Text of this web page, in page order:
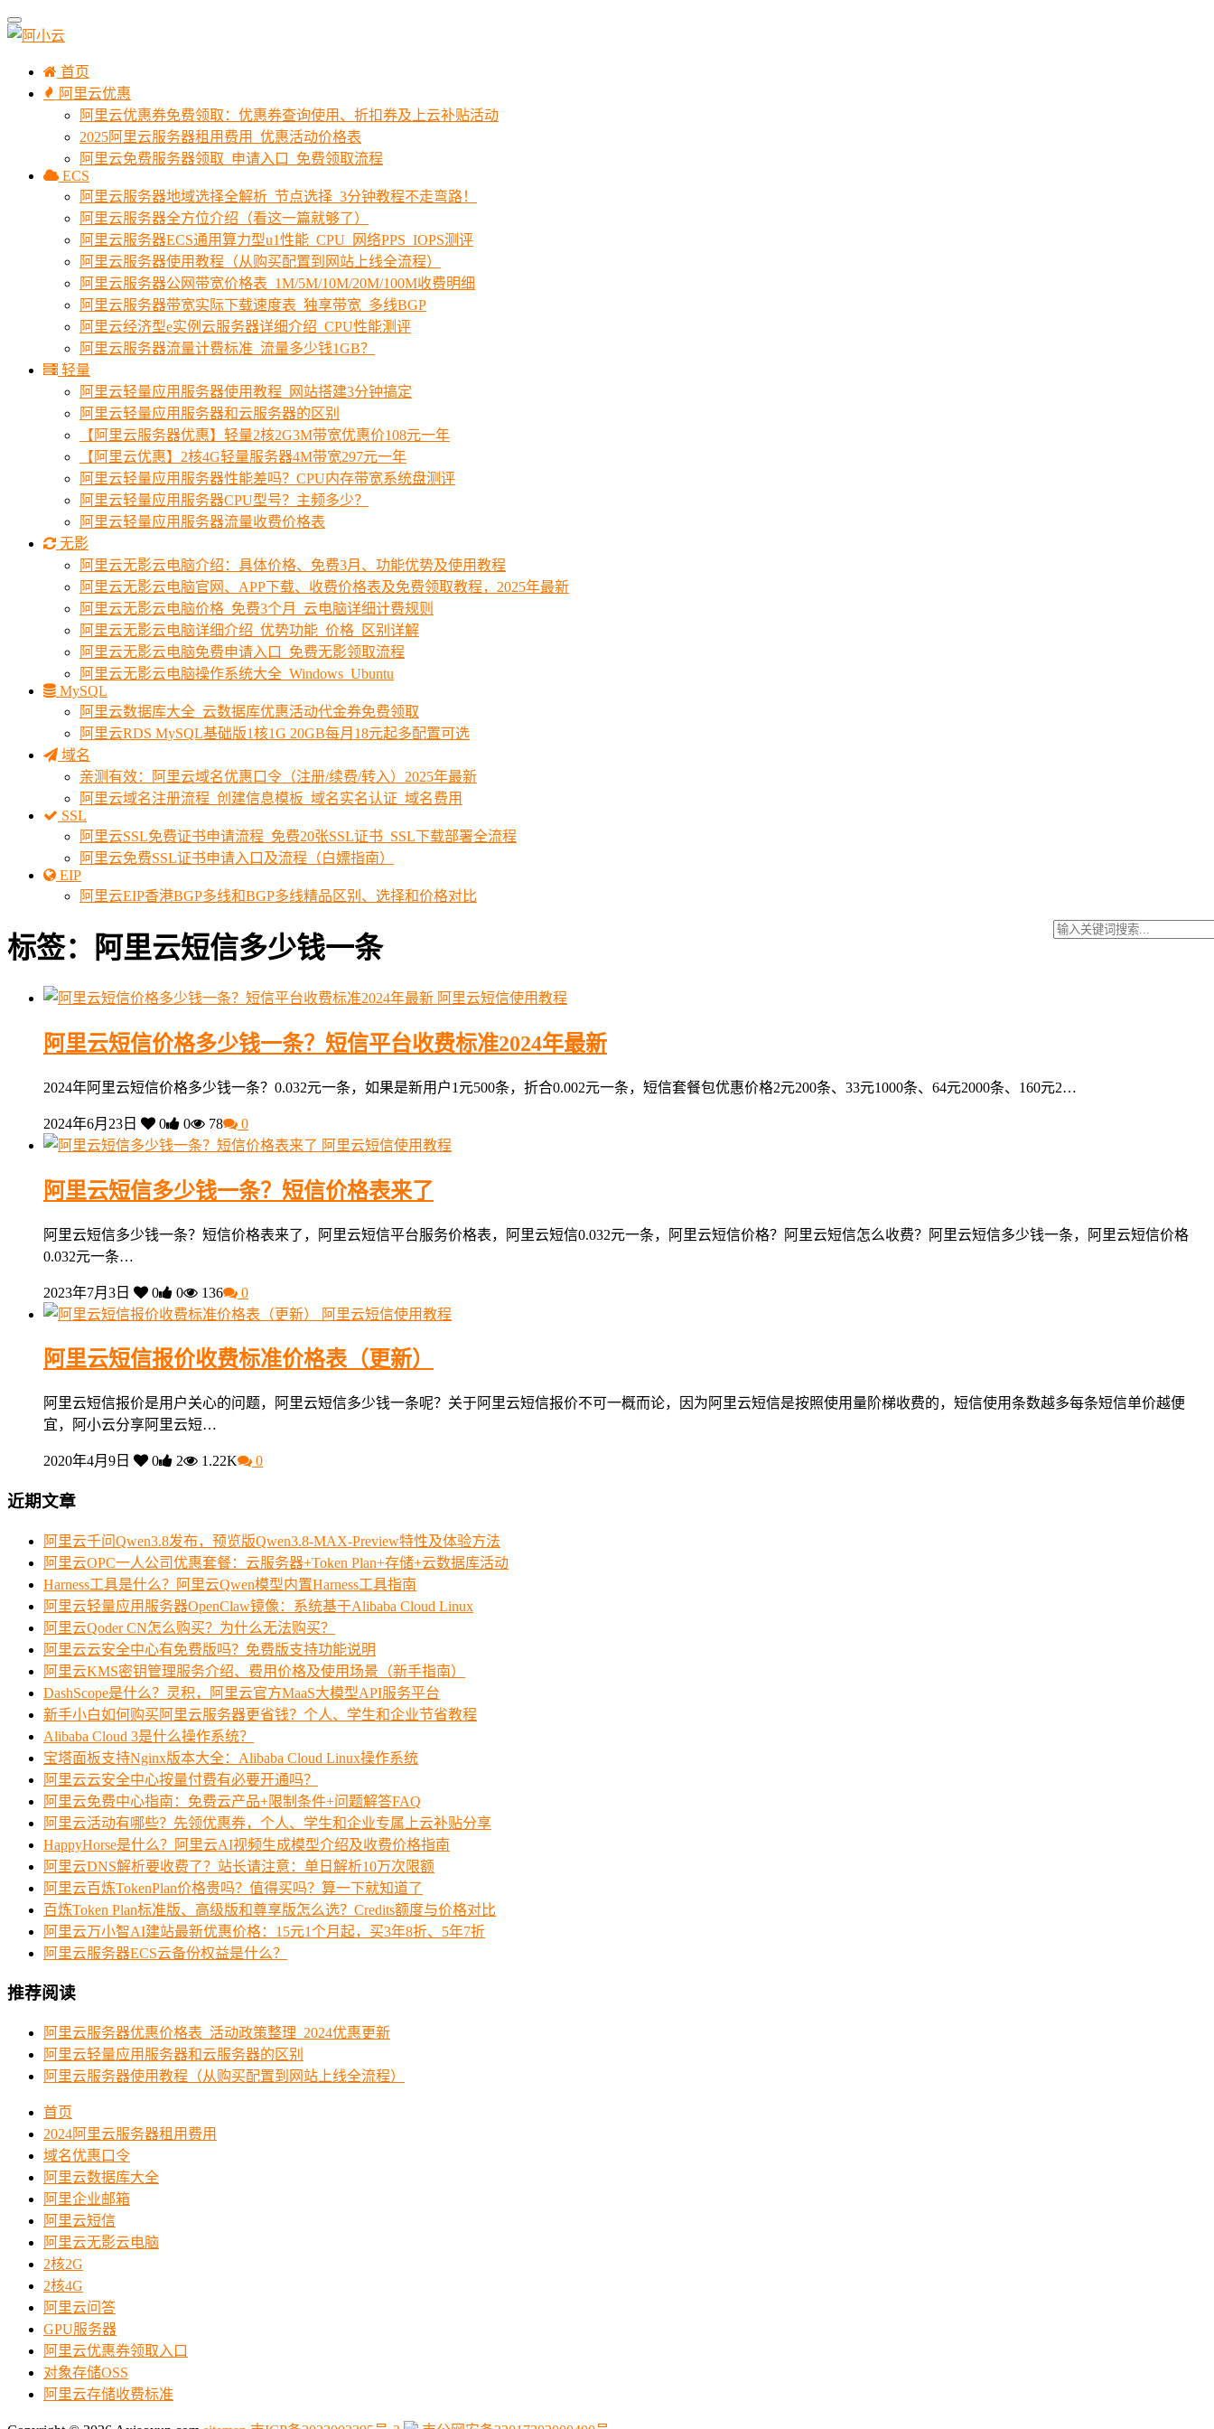
首页
阿里云优惠
阿里云优惠券免费领取：优惠券查询使用、折扣券及上云补贴活动
2025阿里云服务器租用费用_优惠活动价格表
阿里云免费服务器领取_申请入口_免费领取流程
ECS
阿里云服务器地域选择全解析_节点选择_3分钟教程不走弯路！
阿里云服务器全方位介绍（看这一篇就够了）
阿里云服务器ECS通用算力型u1性能_CPU_网络PPS_IOPS测评
阿里云服务器使用教程（从购买配置到网站上线全流程）
阿里云服务器公网带宽价格表_1M/5M/10M/20M/100M收费明细
阿里云服务器带宽实际下载速度表_独享带宽_多线BGP
阿里云经济型e实例云服务器详细介绍_CPU性能测评
阿里云服务器流量计费标准_流量多少钱1GB？
轻量
阿里云轻量应用服务器使用教程_网站搭建3分钟搞定
阿里云轻量应用服务器和云服务器的区别
【阿里云服务器优惠】轻量2核2G3M带宽优惠价108元一年
【阿里云优惠】2核4G轻量服务器4M带宽297元一年
阿里云轻量应用服务器性能差吗？CPU内存带宽系统盘测评
阿里云轻量应用服务器CPU型号？主频多少？
阿里云轻量应用服务器流量收费价格表
无影
阿里云无影云电脑介绍：具体价格、免费3月、功能优势及使用教程
阿里云无影云电脑官网、APP下载、收费价格表及免费领取教程，2025年最新
阿里云无影云电脑价格_免费3个月_云电脑详细计费规则
阿里云无影云电脑详细介绍_优势功能_价格_区别详解
阿里云无影云电脑免费申请入口_免费无影领取流程
阿里云无影云电脑操作系统大全_Windows_Ubuntu
MySQL
阿里云数据库大全_云数据库优惠活动代金券免费领取
阿里云RDS MySQL基础版1核1G 20GB每月18元起多配置可选
域名
亲测有效：阿里云域名优惠口令（注册/续费/转入）2025年最新
阿里云域名注册流程_创建信息模板_域名实名认证_域名费用
SSL
阿里云SSL免费证书申请流程_免费20张SSL证书_SSL下载部署全流程
阿里云免费SSL证书申请入口及流程（白嫖指南）
EIP
阿里云EIP香港BGP多线和BGP多线精品区别、选择和价格对比
标签：阿里云短信多少钱一条
阿里云短信使用教程
阿里云短信价格多少钱一条？短信平台收费标准2024年最新
2024年阿里云短信价格多少钱一条？0.032元一条，如果是新用户1元500条，折合0.002元一条，短信套餐包优惠价格2元200条、33元1000条、64元2000条、160元2…
2024年6月23日 0 0 78
0
阿里云短信使用教程
阿里云短信多少钱一条？短信价格表来了
阿里云短信多少钱一条？短信价格表来了，阿里云短信平台服务价格表，阿里云短信0.032元一条，阿里云短信价格？阿里云短信怎么收费？阿里云短信多少钱一条，阿里云短信价格
0.032元一条…
2023年7月3日 0 0 136
0
阿里云短信使用教程
阿里云短信报价收费标准价格表（更新）
阿里云短信报价是用户关心的问题，阿里云短信多少钱一条呢？关于阿里云短信报价不可一概而论，因为阿里云短信是按照使用量阶梯收费的，短信使用条数越多每条短信单价越便
宜，阿小云分享阿里云短…
2020年4月9日 0 2 1.22K 0
近期文章
阿里云千问Qwen3.8发布，预览版Qwen3.8-MAX-Preview特性及体验方法
阿里云OPC一人公司优惠套餐：云服务器+Token Plan+存储+云数据库活动
Harness工具是什么？阿里云Qwen模型内置Harness工具指南
阿里云轻量应用服务器OpenClaw镜像：系统基于Alibaba Cloud Linux
阿里云Qoder CN怎么购买？为什么无法购买？
阿里云云安全中心有免费版吗？免费版支持功能说明
阿里云KMS密钥管理服务介绍、费用价格及使用场景（新手指南）
DashScope是什么？灵积，阿里云官方MaaS大模型API服务平台
新手小白如何购买阿里云服务器更省钱？个人、学生和企业节省教程
Alibaba Cloud 3是什么操作系统？
宝塔面板支持Nginx版本大全：Alibaba Cloud Linux操作系统
阿里云云安全中心按量付费有必要开通吗？
阿里云免费中心指南：免费云产品+限制条件+问题解答FAQ
阿里云活动有哪些？先领优惠券，个人、学生和企业专属上云补贴分享
HappyHorse是什么？阿里云AI视频生成模型介绍及收费价格指南
阿里云DNS解析要收费了？站长请注意：单日解析10万次限额
阿里云百炼TokenPlan价格贵吗？值得买吗？算一下就知道了
百炼Token Plan标准版、高级版和尊享版怎么选？Credits额度与价格对比
阿里云万小智AI建站最新优惠价格：15元1个月起，买3年8折、5年7折
阿里云服务器ECS云备份权益是什么？
推荐阅读
阿里云服务器优惠价格表_活动政策整理_2024优惠更新
阿里云轻量应用服务器和云服务器的区别
阿里云服务器使用教程（从购买配置到网站上线全流程）
首页
2024阿里云服务器租用费用
域名优惠口令
阿里云数据库大全
阿里企业邮箱
阿里云短信
阿里云无影云电脑
2核2G
2核4G
阿里云问答
GPU服务器
阿里云优惠券领取入口
对象存储OSS
阿里云存储收费标准